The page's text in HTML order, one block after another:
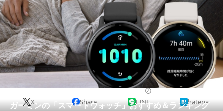
カメラ キッチン家電
キッチン用品 ゲーム
コンテンツ・サービス スイーツ・お菓子
スポーツ・レジャー スマホ・携帯電話
ファッション
ペット 家電
ガーミンの「スマートウォッチ」おすすめ＆ランキング
X Share LINE hatena